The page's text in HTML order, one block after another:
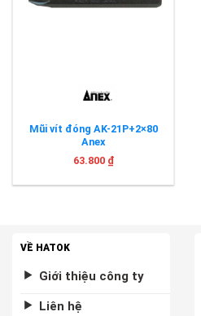
Mũi vít đóng AK-21P+2×80
Anex
63.800 ₫
VỀ HATOK
Giới thiệu công ty
Liên hệ